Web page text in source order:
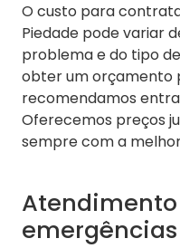
O custo para
Piedade pode variar
problema e do tipo
obter um orçamento
recomendamos
Oferecemos preços
sempre com a
emergências